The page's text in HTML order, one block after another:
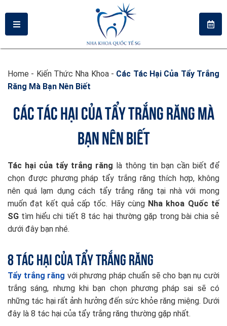
Home - Kiến Thức Nha Khoa- Các Tác Hại Của Tẩy Trắng
Răng Mà Bạn Nên Biết
CÁC TÁC HẠI CỦA TẨY TRẮNG RĂNG MÀ
BẠN NÊN BIẾT
Tác hại của tẩy trắng răng là thông tin bạn cần biết để
chọn được phương pháp tẩy trắng răng thích hợp, không
nên quá lạm dụng cách tẩy trắng răng tại nhà với mong
muốn đạt kết quả cấp tốc. Hãy cùng Nha khoa Quốc tế
SG tìm hiểu chi tiết 8 tác hại thường gặp trong bài chia sẻ
dưới đây bạn nhé.
8 tác hại của tẩy trắng răng
Tẩy trắng răng với phương pháp chuẩn sẽ cho bạn nụ cười
trắng sáng, nhưng khi bạn chọn phương pháp sai sẽ có
những tác hại rất ảnh hưởng đến sức khỏe răng miệng. Dưới
đây là 8 tác hại của tẩy trắng răng thường gặp nhất.